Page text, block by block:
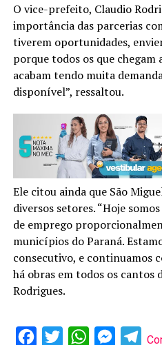
O vice-prefeito, Claudio
importância das parcerias
tiverem oportunidades,
porque todos os que
acabam tendo muita
disponível”, ressaltou.
Ele citou ainda que São
diversos setores. “Hoje
de emprego
municípios do Paraná.
consecutivo, e continuamos
há obras em todos os cantos
Rodrigues.
Facebook
Twitter WhatsApp